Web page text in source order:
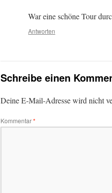
War eine schöne Tour
Antworten
Schreibe einen
Deine E-Mail-Adresse wird nicht
Kommentar*